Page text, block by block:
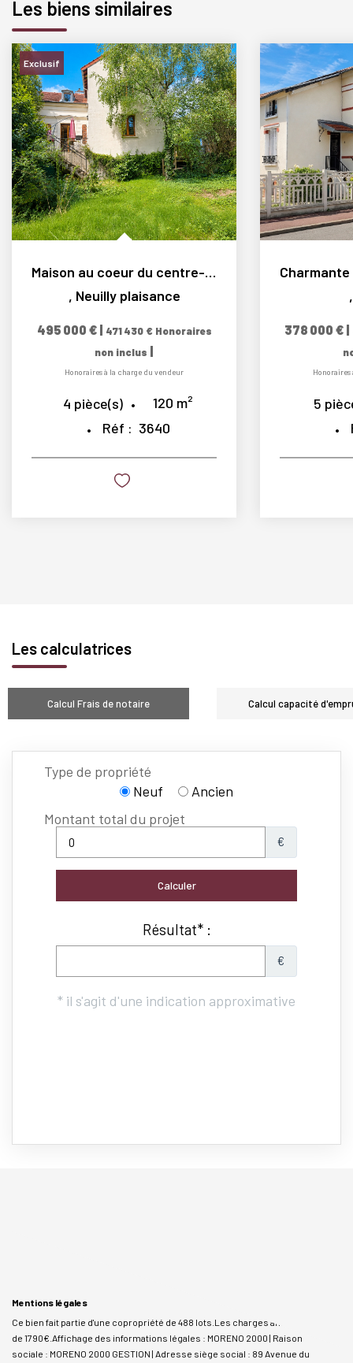
Les biens similaires
Exclusif
Maison au coeur du centre-ville, sur un magnifique terrain...
, Neuilly plaisance
495 000 € | 471 430 € Honoraires
non inclus |
Honoraires à la charge du vendeur
4 pièce(s) 120 m²
Réf : 3640
378 000 € |
5
Les calculatrices
Calcul Frais de notaire Calcul capacité
Mentions légales
Ce bien fait partie d'une copropriété de 488 lots.Les charges annuelles sont
de 1790€. Affichage des informations légales : MORENO 2000 | Raison
sociale : MORENO 2000 GESTION | Adresse siège social : 89 Avenue du